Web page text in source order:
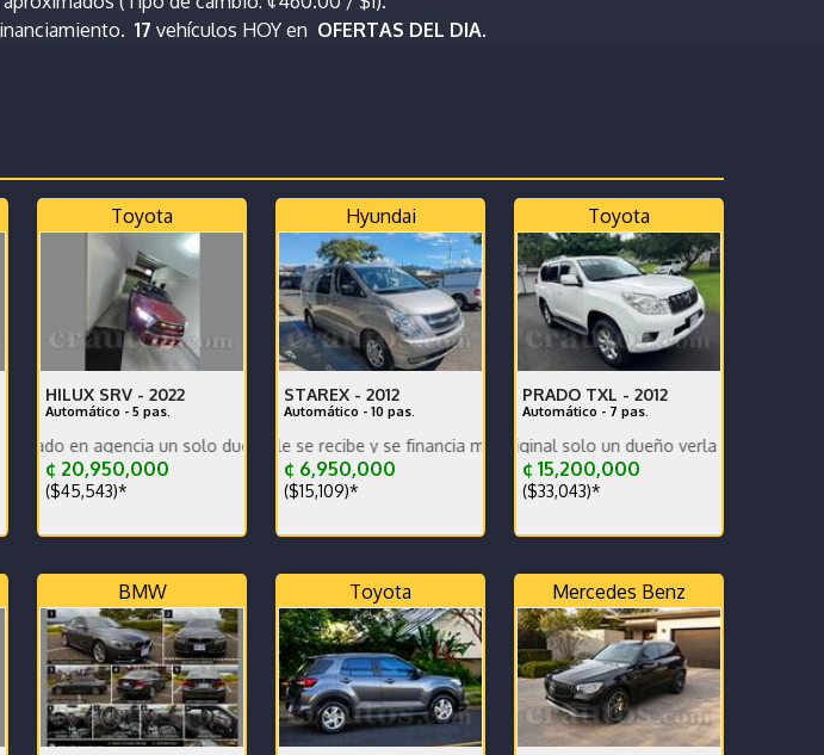
17 vehículos HOY en OFERTAS DEL DIA.
Poco kilometraje y record de agencia
Toyota
HILUX SRV - 2022
Automático - 5 pas.
agencia un solo dueño récord y mantenimiento Se recibe o se financia
¢ 20,950,000
($45,543)*
Hyundai
STAREX - 2012
Automático - 10 pas.
Grand Starex impecable se recibe y se financia mantenimiento preventivo hecho
¢ 6,950,000
($15,109)*
Toyota
PRADO TXL - 2012
Automático - 7 pas.
Hielera increiblenre original solo un dueño verla es comprarla
¢ 15,200,000
($33,043)*
BMW Toyota Mercedes Benz